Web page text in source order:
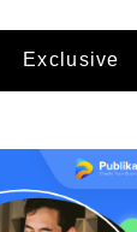
Exclusive